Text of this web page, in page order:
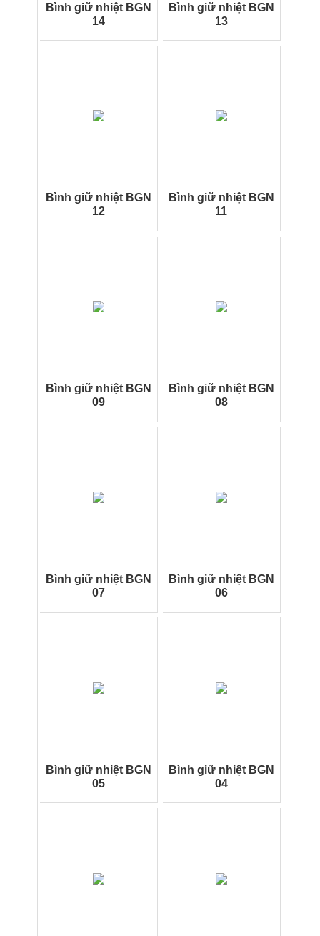
Bình giữ nhiệt BGN
14
Bình giữ nhiệt BGN
13
Bình giữ nhiệt BGN
12
Bình giữ nhiệt BGN
11
Bình giữ nhiệt BGN
09
Bình giữ nhiệt BGN
08
Bình giữ nhiệt BGN
07
Bình giữ nhiệt BGN
06
Bình giữ nhiệt BGN
05
Bình giữ nhiệt BGN
04